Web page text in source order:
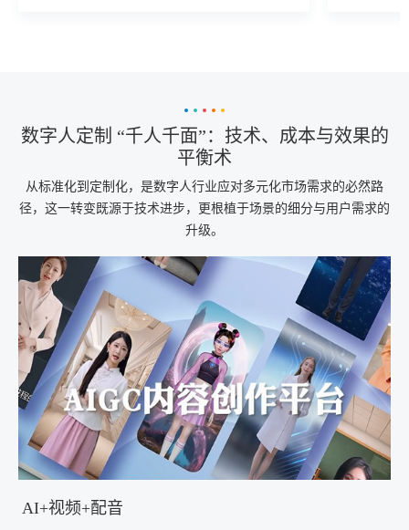
数字人定制 “千人千面”：技术、成本与效果的
平衡术
从标准化到定制化，是数字人行业应对多元化市场需求的必然路
径，这一转变既源于技术进步，更根植于场景的细分与用户需求的
升级。
AI+视频+配音